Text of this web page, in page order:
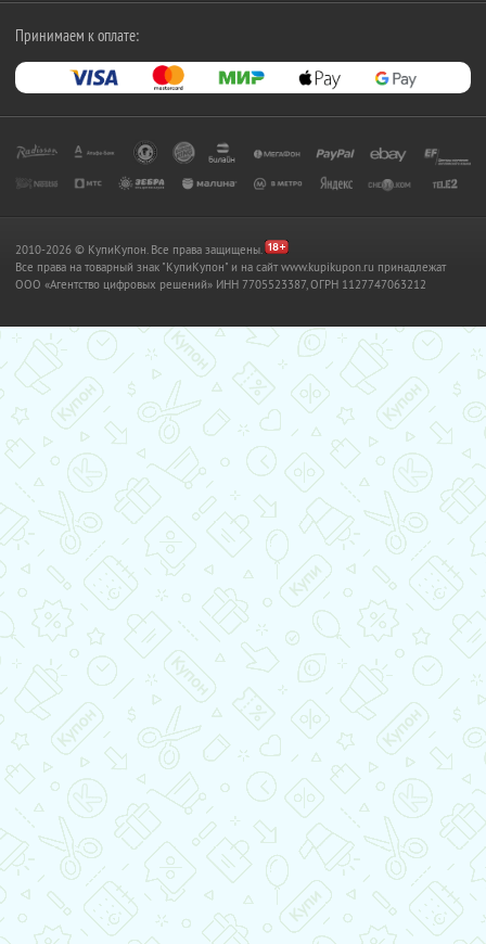
Принимаем к оплате:
2010-2026 © КупиКупон. Все права защищены.
Все права на товарный знак "КупиКупон" и на сайт www.kupikupon.ru принадлежат
OOO «Агентство цифровых решений» ИНН 7705523387, ОГРН 1127747063212